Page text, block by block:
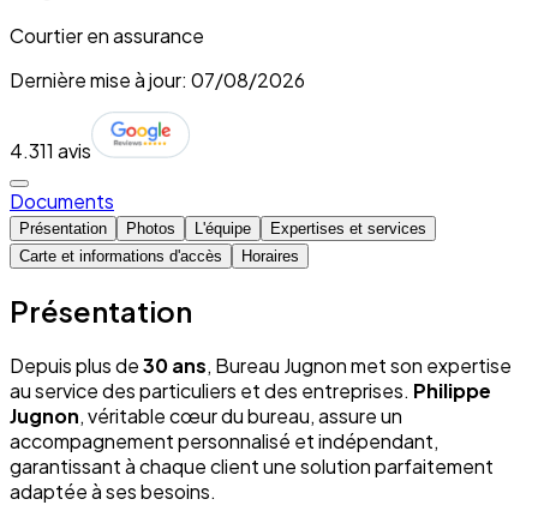
Courtier en assurance
Dernière mise à jour: 07/08/2026
4.311 avis
Documents
Présentation Photos L'équipe
Expertises et services
Carte et informations d'accès
Horaires
Présentation
Depuis plus de30 ans, Bureau Jugnon met son expertise
au service des particuliers et des entreprises. Philippe
Jugnon, véritable cœur du bureau, assure un
accompagnement personnalisé et indépendant,
garantissant à chaque client une solution parfaitement
adaptée à ses besoins.